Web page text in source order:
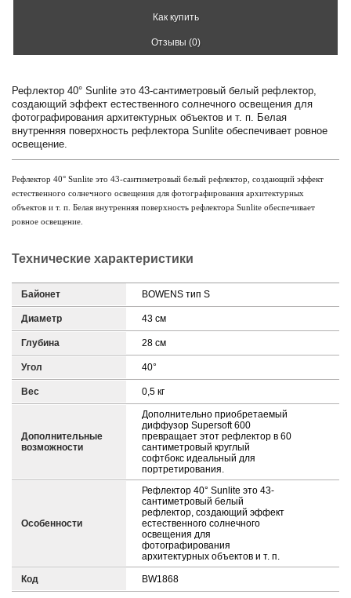
Как купить
Отзывы (0)
Рефлектор 40° Sunlite это 43-сантиметровый белый рефлектор,
создающий эффект естественного солнечного освещения для
фотографирования архитектурных объектов и т. п. Белая
внутренняя поверхность рефлектора Sunlite обеспечивает ровное
освещение.
Рефлектор 40° Sunlite это 43-сантиметровый белый рефлектор, создающий эффект
естественного солнечного освещения для фотографирования архитектурных
объектов и т. п. Белая внутренняя поверхность рефлектора Sunlite обеспечивает
ровное освещение.
Технические характеристики
Байонет BOWENS тип S
Диаметр 43 см
Глубина 28 см
Угол 40°
Вес 0,5 кг
Дополнительные
возможности
Дополнительно приобретаемый
диффузор Supersoft 600
превращает этот рефлектор в 60
сантиметровый круглый
софтбокс идеальный для
портретирования.
Особенности
Рефлектор 40° Sunlite это 43-
сантиметровый белый
рефлектор, создающий эффект
естественного солнечного
освещения для
фотографирования
архитектурных объектов и т. п.
Код BW1868